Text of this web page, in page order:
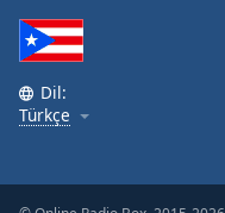
dialog
window.
Escape
will
and
Dil:
Türkçe